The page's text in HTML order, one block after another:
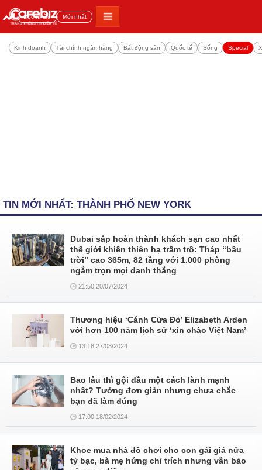
Đọc nhiều Mới nhất
Kinh doanh Tài chính ngân hàng Bất động sản Quốc tế Sống Special
TIN MỚI NHẤT: THÀNH PHỐ NEW YORK
Dubai sắp hoàn thành khách sạn cao nhất
thế giới khiến thiên hạ trầm trồ: Tháp “bầu
trời” cao 365m, 82 tầng với 1.000 phòng
ngắm trọn mọi danh thắng
21:50 20/07/2024
Thương hiệu ‘Cánh Cửa Đỏ’ Elizabeth Arden
với hơn 100 năm lịch sử ‘xin chào Việt Nam’
13:18 27/03/2024
Bao lâu thì gội đầu một cách lành mạnh
nhất? Tưởng đơn giản nhưng chưa chắc
bạn đã làm đúng
17:00 18/02/2024
Khoe mua nhà đồ chơi cho con gái giá nửa
tỷ bạc, bà mẹ hứng chỉ trích nhưng vẫn bảo